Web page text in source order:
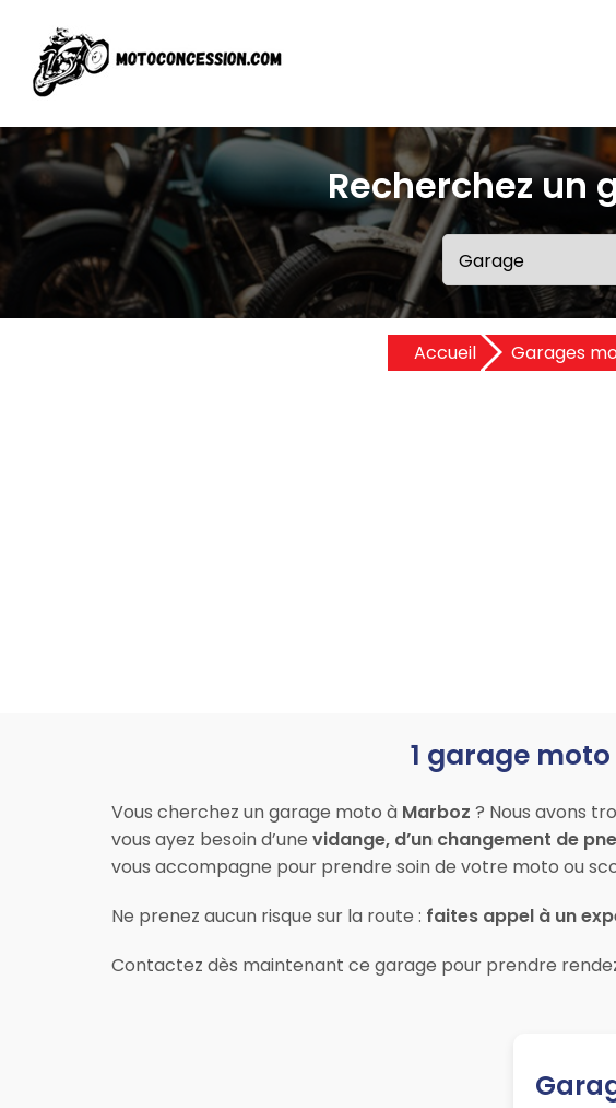
Recherchez un
Accueil Garages
1 garage
Vous cherchez un garage moto à Marboz ? Nous avons
vous ayez besoin d’une vidange, d’un changement de
vous accompagne pour prendre soin de votre moto ou
Ne prenez aucun risque sur la route : faites appel à un
Contactez dès maintenant ce garage pour prendre